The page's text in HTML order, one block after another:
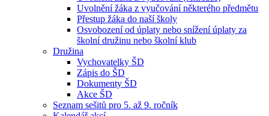
Uvolnění žáka z vyučování některého předmětu
Přestup žáka do naší školy
Osvobození od úplaty nebo snížení úplaty za
školní družinu nebo školní klub
Družina
Vychovatelky ŠD
Zápis do ŠD
Dokumenty ŠD
Akce ŠD
Seznam sešitů pro 5. až 9. ročník